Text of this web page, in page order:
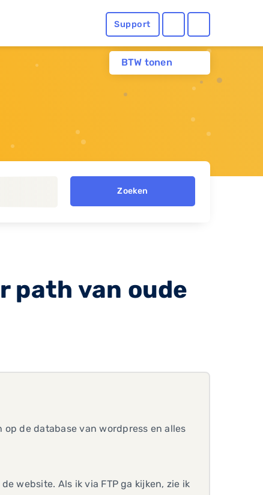
Support
BTW tonen
Zoeken
path van oude
de database van wordpress en alles
website. Als ik via FTP ga kijken, zie ik